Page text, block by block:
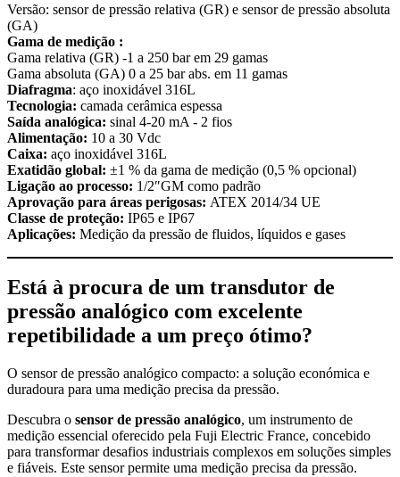
Versão: sensor de pressão relativa (GR) e sensor de pressão absoluta
(GA)
Gama de medição :
Gama relativa (GR) -1 a 250 bar em 29 gamas
Gama absoluta (GA) 0 a 25 bar abs. em 11 gamas
Diafragma: aço inoxidável 316L
Tecnologia: camada cerâmica espessa
Saída analógica: sinal 4-20 mA - 2 fios
Alimentação: 10 a 30 Vdc
Caixa: aço inoxidável 316L
Exatidão global: ±1 % da gama de medição (0,5 % opcional)
Ligação ao processo: 1/2″GM como padrão
Aprovação para áreas perigosas: ATEX 2014/34 UE
Classe de proteção: IP65 e IP67
Aplicações: Medição da pressão de fluidos, líquidos e gases
Está à procura de um transdutor de
pressão analógico com excelente
repetibilidade a um preço ótimo?
O sensor de pressão analógico compacto: a solução económica e
duradoura para uma medição precisa da pressão.
Descubra o sensor de pressão analógico, um instrumento de
medição essencial oferecido pela Fuji Electric France, concebido
para transformar desafios industriais complexos em soluções simples
e fiáveis. Este sensor permite uma medição precisa da pressão.